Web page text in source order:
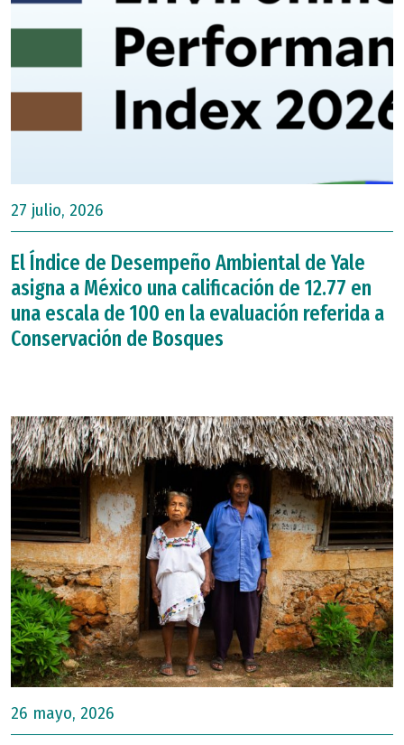
27 julio, 2026
El Índice de Desempeño Ambiental de Yale
asigna a México una calificación de 12.77 en
una escala de 100 en la evaluación referida a
Conservación de Bosques
26 mayo, 2026